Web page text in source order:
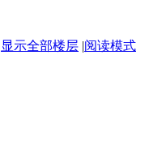
显示全部楼层 |阅读模式